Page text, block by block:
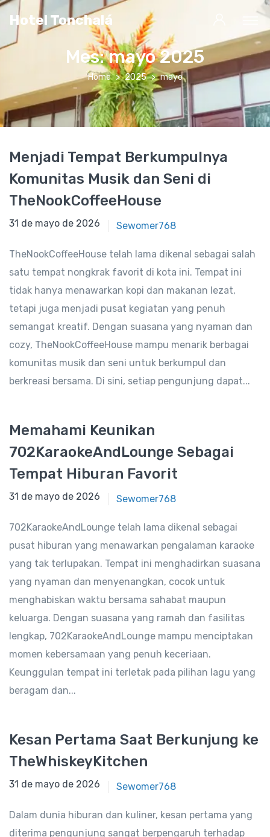
Hotel Tonchalá
Mes:mayo 2025
Home 2025 mayo
Menjadi Tempat Berkumpulnya
Komunitas Musik dan Seni di
TheNookCoffeeHouse
31 de mayo de 2025
31 de mayo de 2026 Sewomer768
TheNookCoffeeHouse telah lama dikenal sebagai salah
satu tempat nongkrak favorit di kota ini. Tempat ini
tidak hanya menawarkan kopi dan makanan lezat,
tetapi juga menjadi pusat kegiatan yang penuh
semangat kreatif. Dengan suasana yang nyaman dan
cozy, TheNookCoffeeHouse mampu menarik berbagai
komunitas musik dan seni untuk berkumpul dan
berkreasi bersama. Di sini, setiap pengunjung dapat...
Memahami Keunikan
702KaraokeAndLounge Sebagai
Tempat Hiburan Favorit
31 de mayo de 2025
31 de mayo de 2026 Sewomer768
702KaraokeAndLounge telah lama dikenal sebagai
pusat hiburan yang menawarkan pengalaman karaoke
yang tak terlupakan. Tempat ini menghadirkan suasana
yang nyaman dan menyenangkan, cocok untuk
menghabiskan waktu bersama sahabat maupun
keluarga. Dengan suasana yang ramah dan fasilitas
lengkap, 702KaraokeAndLounge mampu menciptakan
momen kebersamaan yang penuh keceriaan.
Keunggulan tempat ini terletak pada pilihan lagu yang
beragam dan...
Kesan Pertama Saat Berkunjung ke
TheWhiskeyKitchen
31 de mayo de 2025
31 de mayo de 2026 Sewomer768
Dalam dunia hiburan dan kuliner, kesan pertama yang
diterima pengunjung sangat berpengaruh terhadap